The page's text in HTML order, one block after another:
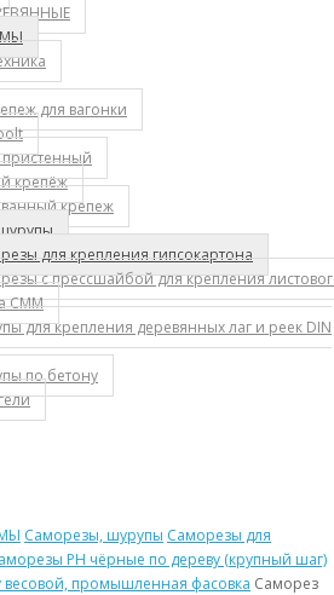
для вагонки
крепёж
крепеж
для крепления гипсокартона
с прессшайбой для крепления
СММ
для крепления деревянных лаг и реек DIN
по бетону
Саморезы, шурупы Саморезы для
PH чёрные по дереву (крупный шаг)
промышленная фасовка Саморез